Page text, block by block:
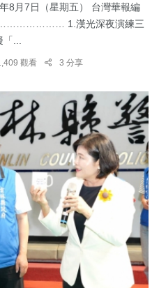
8月7日（星期五） 台灣華報編
1.漢光深夜演練三
...
觀看 3 分享